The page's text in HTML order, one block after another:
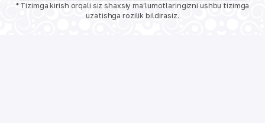
* Tizimga kirish orqali siz shaxsiy ma‘lumotlaringizni ushbu tizimga
uzatishga rozilik bildirasiz.